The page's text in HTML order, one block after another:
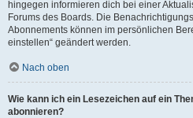
hingegen informieren dich bei einer
Forums des Boards. Die
Abonnements können im persönlichen
einstellen“ geändert werden.
Nach oben
Wie kann ich ein Lesezeichen auf ein
abonnieren?